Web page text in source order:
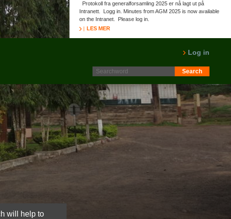
Log in
Protokoll fra generalforsamling 2025 er nå lagt ut på
Intranett. Logg in. Minutes from AGM 2025 is now available
on the Intranet. Please log in.
LES MER
will help to